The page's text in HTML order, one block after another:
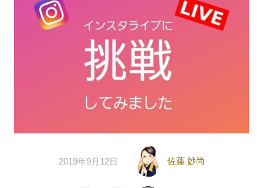
2019年9月12日 佐藤 妙尚